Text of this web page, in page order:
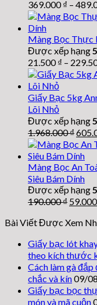
369.000₫ –
Màng Bọc Thực
Được xếp hạng
21.500₫ –
Giấy Bạc 5kg
Lõi Nhỏ
Được xếp hạng
1.968.000₫Giá
gốc
là:
Màng Bọc An
Siêu Bám Dính
Được xếp hạng
190.000₫ Giá
là:
59.000
Bài Viết Được Xem
Giấy bạc lót
theo kích thước
Cách làm gà
chắc và kín09/
Giấy bạc bọc
món và mã cuộn